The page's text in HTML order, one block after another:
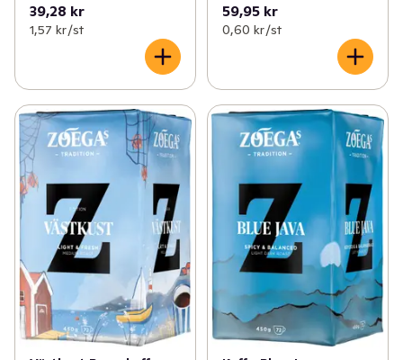
39,28 kr
1,57 kr /st
59,95 kr
0,60 kr /st